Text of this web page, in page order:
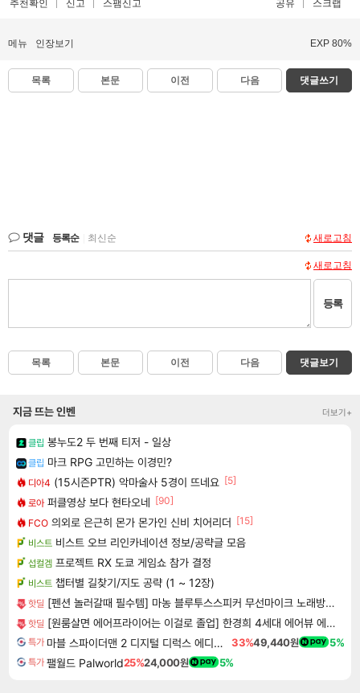
추천확인 신고 스팸신고 공유 스크랩
메뉴 인장보기 EXP 80%
목록 본문 이전 다음 댓글쓰기
댓글 등록순 최신순 새로고침
새로고침
등록
목록 본문 이전 다음 댓글보기
지금 뜨는 인벤 더보기+
클립 봉누도2 두 번째 티저 - 일상
클립 마크 RPG 고민하는 이경민?
디아4 (15시즌PTR) 악마술사 5경이 뜨네요 [5]
로아 퍼클영상 보다 현타오네 [90]
FCO 의외로 은근히 몬가 몬가인 신비 치어리더 [15]
비스트 비스트 오브 리인카네이션 정보/공략글 모음
섭컬겜 프로젝트 RX 도쿄 게임쇼 참가 결정
비스트 챕터별 길찾기/지도 공략 (1 ~ 12장)
핫딜 [펜션 놀러갈때 필수템] 마농 블루투스스피커 무선마이크 노래방기계 1+1
핫딜 [원룸살면 에어프라이어는 이걸로 졸업] 한경희 4세대 에어뷰 에어프라이어 6L
특가 마블 스파이더맨 2 디지털 디럭스 에디션 Marvel's Spider-Man 2 Digital Deluxe Edition 33%49,440원 5%
특가 팰월드 Palworld25%24,000원 5%